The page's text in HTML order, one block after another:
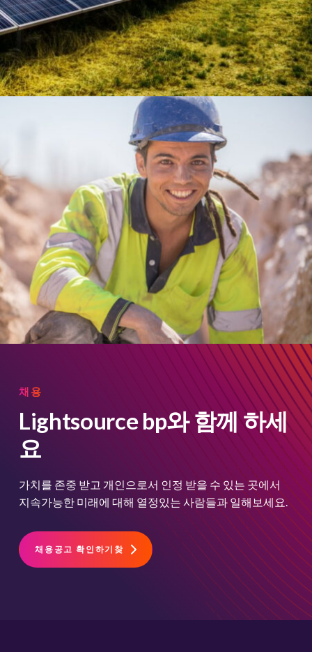
채용
Lightsource bp와 함께 하세
요
가치를 존중 받고 개인으로서 인정 받을 수 있는 곳에서
지속가능한 미래에 대해 열정있는 사람들과 일해보세요.
채용공고 확인하기찾